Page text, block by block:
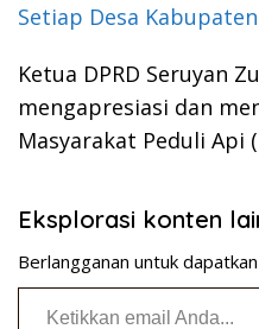
Setiap Desa
Ketua DPRD Seruyan
mengapresiasi dan
Masyarakat Peduli Api
Eksplorasi konten
Berlangganan untuk
Ketikkan email Anda...